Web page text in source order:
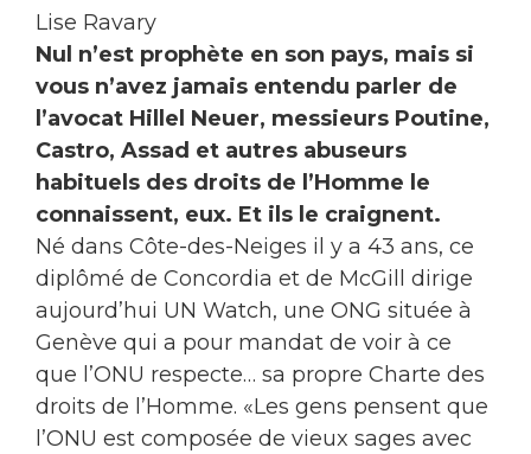
Lise Ravary
Nul n’est prophète en son pays, mais si
vous n’avez jamais entendu parler de
l’avocat Hillel Neuer, messieurs Poutine,
Castro, Assad et autres abuseurs
habituels des droits de l’Homme le
connaissent, eux. Et ils le craignent.
Né dans Côte-des-Neiges il y a 43 ans, ce
diplômé de Concordia et de McGill dirige
aujourd’hui UN Watch, une ONG située à
Genève qui a pour mandat de voir à ce
que l’ONU respecte… sa propre Charte des
droits de l’Homme. «Les gens pensent que
l’ONU est composée de vieux sages avec